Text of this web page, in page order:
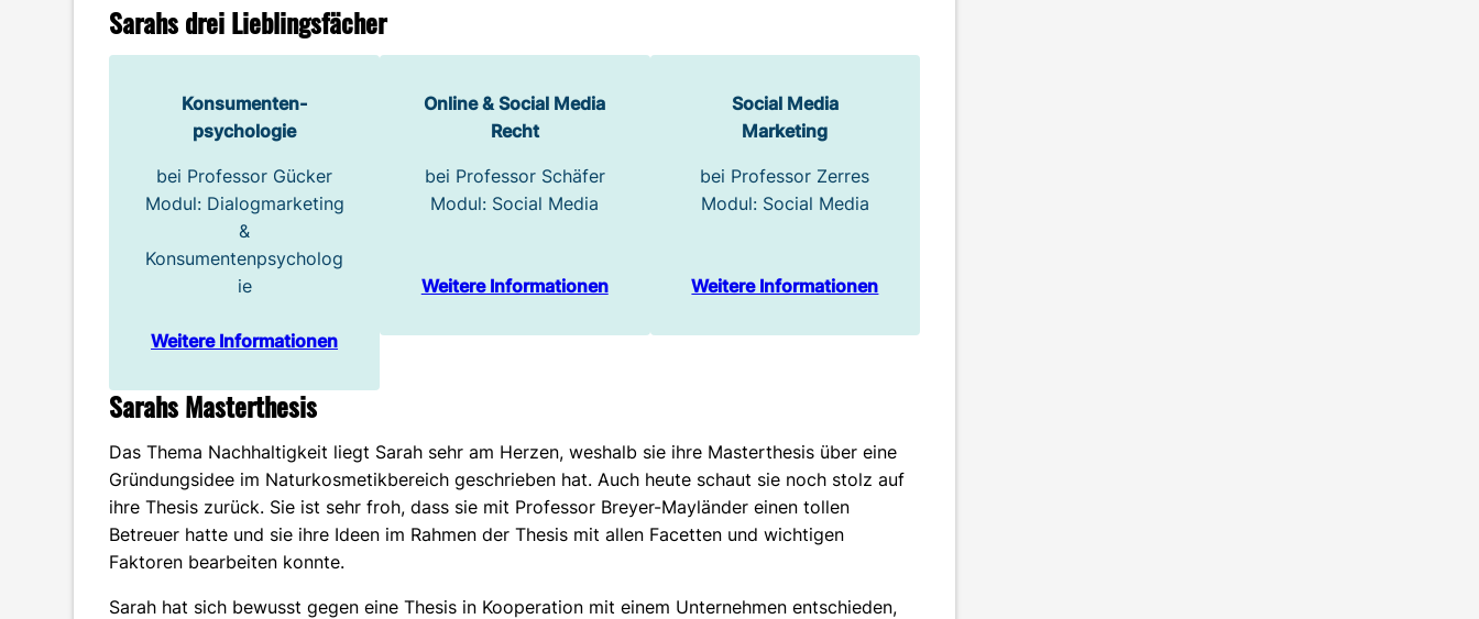
Sarahs drei Lieblingsfächer
Konsumenten-
psychologie
bei Professor Gücker
Modul: Dialogmarketing
&
Konsumentenpsycholog
ie
Weitere Informationen
Online & Social Media
Recht
bei Professor Schäfer
Modul: Social Media
Weitere Informationen
Social Media
Marketing
bei Professor Zerres
Modul: Social Media
Weitere Informationen
Sarahs Masterthesis
Das Thema Nachhaltigkeit liegt Sarah sehr am Herzen, weshalb sie ihre Masterthesis über eine
Gründungsidee im Naturkosmetikbereich geschrieben hat. Auch heute schaut sie noch stolz auf
ihre Thesis zurück. Sie ist sehr froh, dass sie mit Professor Breyer-Mayländer einen tollen
Betreuer hatte und sie ihre Ideen im Rahmen der Thesis mit allen Facetten und wichtigen
Faktoren bearbeiten konnte.
Sarah hat sich bewusst gegen eine Thesis in Kooperation mit einem Unternehmen entschieden,